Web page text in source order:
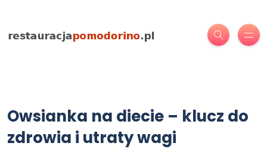
Owsianka na diecie – klucz do
zdrowia i utraty wagi